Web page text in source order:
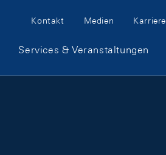
Meta Navigation
Kontakt Medien Karriere
Services & Veranstaltungen